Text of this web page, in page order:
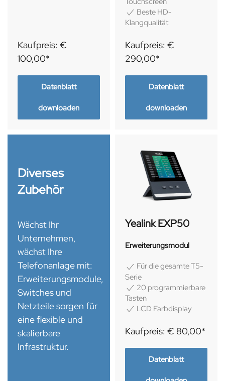
Kaufpreis: €
100,00*
Datenblatt
downloaden
Beste HD-
Klangqualität
Kaufpreis: €
290,00*
Datenblatt
downloaden
Diverses
Zubehör
Wächst Ihr
Unternehmen,
wächst Ihre
Telefonanlage mit:
Erweiterungsmodule,
Switches und
Netzteile sorgen für
eine flexible und
skalierbare
Infrastruktur.
Yealink EXP50
Erweiterungsmodul
Für die gesamte T5-
Serie
20 programmierbare
Tasten
LCD Farbdisplay
Kaufpreis: € 80,00*
Datenblatt